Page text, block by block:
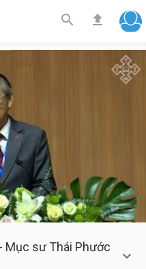
 
Mục sư Thái Phước